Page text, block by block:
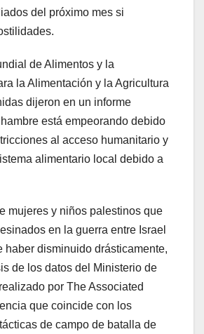
del próximo mes si
de Alimentos y la
la Alimentación y la Agricultura
dijeron en un informe
está empeorando debido
al acceso humanitario y
alimentario local debido a
mujeres y niños palestinos que
en la guerra entre Israel
haber disminuido drásticamente,
de los datos del Ministerio de
por The Associated
que coincide con los
de campo de batalla de